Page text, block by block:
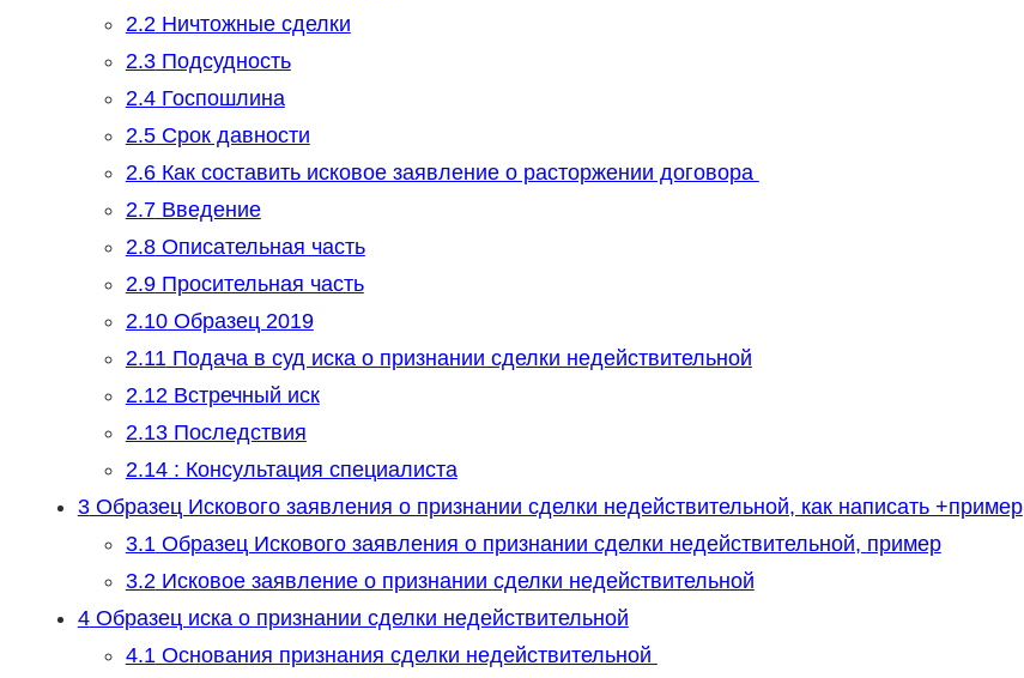
2.2 Ничтожные сделки
2.3Подсудность
2.4Госпошлина
2.5Срок давности
2.6Как составить исковое заявление о расторжении договора
2.7Введение
2.8Описательная часть
2.9Просительная часть
2.10Образец 2019
2.11 Подача в суд иска о признании сделки недействительной
2.12 Встречный иск
2.13Последствия
2.14: Консультация специалиста
3Образец Искового заявления о признании сделки недействительной, как написать +пример
3.1 Образец Искового заявления о признании сделки недействительной, пример
3.2 Исковое заявление о признании сделки недействительной
4Образец иска о признании сделки недействительной
4.1 Основания признания сделки недействительной